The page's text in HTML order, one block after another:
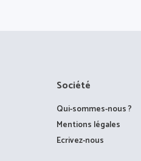
Société
Qui-sommes-nous ?
Mentions légales
Ecrivez-nous